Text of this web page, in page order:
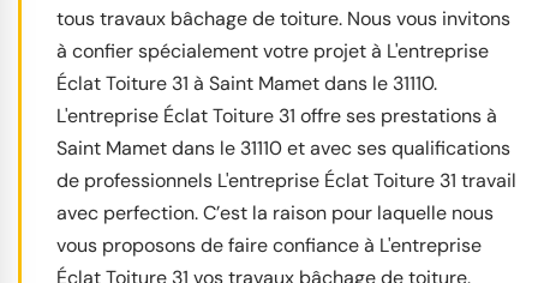
tous travaux bâchage de toiture. Nous vous invitons
à confier spécialement votre projet à L'entreprise
Éclat Toiture 31 à Saint Mamet dans le 31110.
L'entreprise Éclat Toiture 31 offre ses prestations à
Saint Mamet dans le 31110 et avec ses qualifications
de professionnels L'entreprise Éclat Toiture 31 travail
avec perfection. C’est la raison pour laquelle nous
vous proposons de faire confiance à L'entreprise
Éclat Toiture 31 vos travaux bâchage de toiture.